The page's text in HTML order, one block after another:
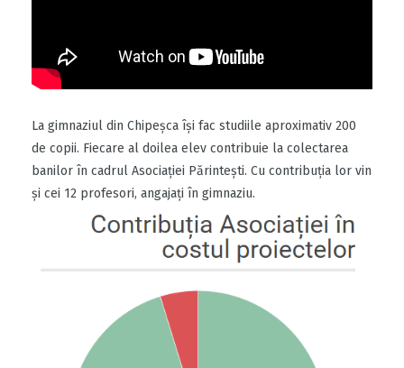
La gimnaziul din Chipeșca își fac studiile aproximativ 200
de copii. Fiecare al doilea elev contribuie la colectarea
banilor în cadrul Asociației Părintești. Cu contribuția lor vin
și cei 12 profesori, angajați în gimnaziu.